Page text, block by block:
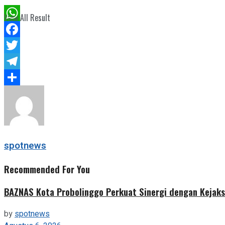
View All Result
WhatsApp
Facebook
Twitter
Telegram
Share
spotnews
Recommended For You
BAZNAS Kota Probolinggo Perkuat Sinergi dengan
byspotnews